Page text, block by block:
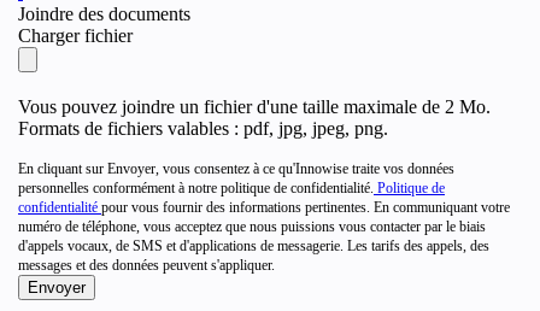
Joindre des documents
Charger fichier
Vous pouvez joindre un fichier d'une taille maximale de 2 Mo.
Formats de fichiers valables : pdf, jpg, jpeg, png.
En cliquant sur Envoyer, vous consentez à ce qu'Innowise traite vos données
personnelles conformément à notre politique de confidentialité. Politique de
confidentialité pour vous fournir des informations pertinentes. En communiquant votre
numéro de téléphone, vous acceptez que nous puissions vous contacter par le biais
d'appels vocaux, de SMS et d'applications de messagerie. Les tarifs des appels, des
messages et des données peuvent s'appliquer.